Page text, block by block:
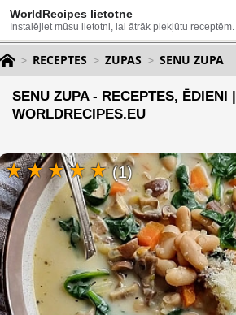
WorldRecipes lietotne
Instalējiet mūsu lietotni, lai ātrāk piekļūtu receptēm.
RECEPTES ZUPAS SENU ZUPA
SENU ZUPA - RECEPTES, ĒDIENI |
WORLDRECIPES.EU
(1)